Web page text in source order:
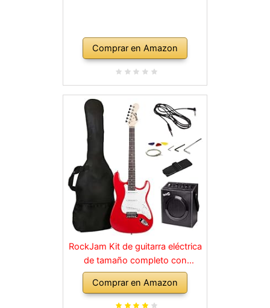
Comprar en Amazon
RockJam Kit de guitarra eléctrica
de tamaño completo con
amplificador de 10 vatios, clases,
correa, bolsa de transporte,
púas, golpe, plomo y cuerdas de
Comprar en Amazon